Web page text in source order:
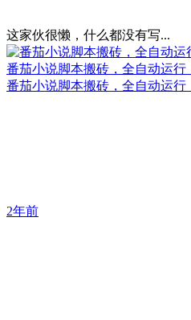
这家伙很懒，什么都没有写...
番茄小说脚本搬砖，全自动运行
番茄小说脚本搬砖，全自动运行
2年前